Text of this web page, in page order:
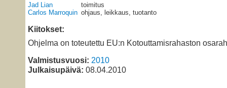
Jad Lian
Carlos Marroquin
toimitus
ohjaus, leikkaus, tuotanto
Kiitokset:
Ohjelma on toteutettu EU:n Kotouttamisrahaston
Valmistusvuosi: 2010
Julkaisupäivä: 08.04.2010